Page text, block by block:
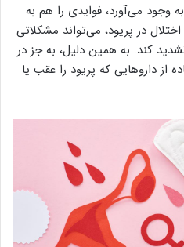
وجود می‌آورد، فوایدی را هم به
در پریود، می‌تواند مشکلاتی
کند. به همین دلیل، به جز در
از دارو‌هایی که پریود را عقب یا